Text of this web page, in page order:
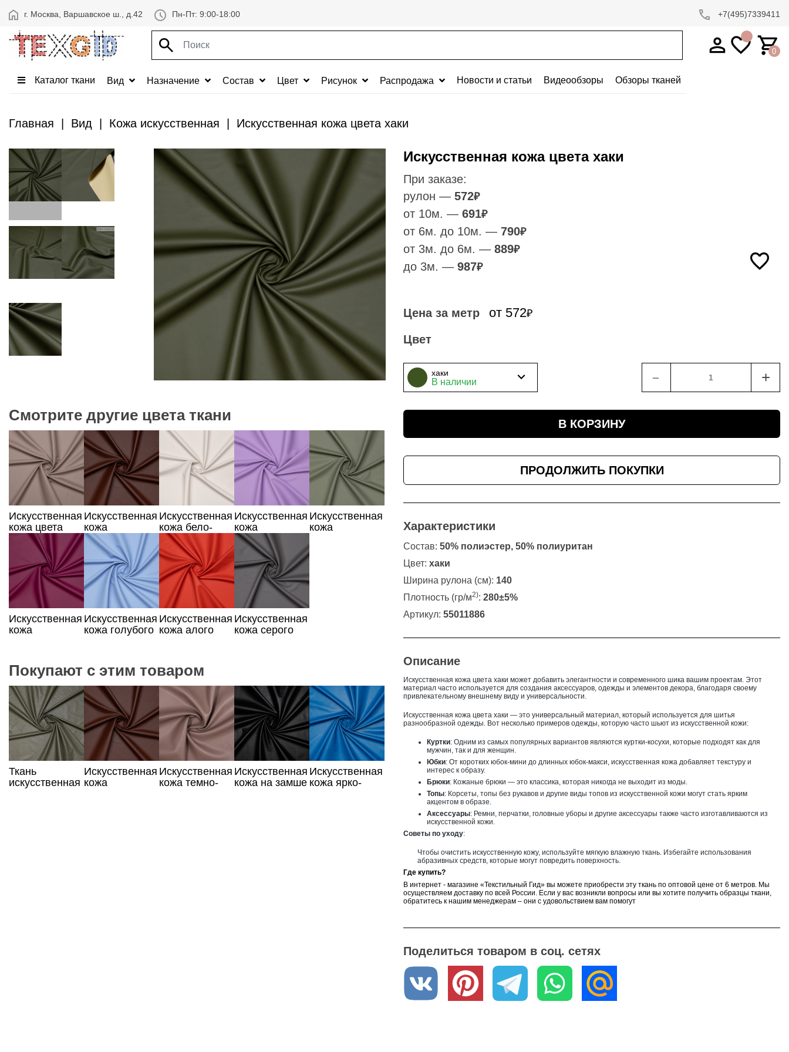
г. Москва, Варшавское ш., д.42 Пн-Пт: 9:00-18:00 +7(495)7339411
0
Каталог ткани Вид Назначение Состав Цвет Рисунок Распродажа Новости и статьи Видеообзоры Обзоры тканей
Главная Вид Кожа искусственная Искусственная кожа цвета хаки
Искусственная кожа цвета хаки
При заказе:
рулон — 572₽
от 10м. — 691₽
от 6м. до 10м. — 790₽
от 3м. до 6м. — 889₽
до 3м. — 987₽
Цена за метр от 572₽
Цвет
хаки
В наличии ﹣ +
В КОРЗИНУ
ПРОДОЛЖИТЬ ПОКУПКИ
Характеристики
Состав: 50% полиэстер, 50% полиуритан
Цвет: хаки
Ширина рулона (см): 140
Плотность (гр/м2): 280±5%
Артикул: 55011886
Описание
Искусственная кожа цвета хаки может добавить элегантности и современного шика вашим проектам. Этот
материал часто используется для создания аксессуаров, одежды и элементов декора, благодаря своему
привлекательному внешнему виду и универсальности.
Искусственная кожа цвета хаки — это универсальный материал, который используется для шитья
разнообразной одежды. Вот несколько примеров одежды, которую часто шьют из искусственной кожи:
Куртки: Одним из самых популярных вариантов являются куртки-косухи, которые подходят как для
мужчин, так и для женщин.
Юбки: От коротких юбок-мини до длинных юбок-макси, искусственная кожа добавляет текстуру и
интерес к образу.
Брюки: Кожаные брюки — это классика, которая никогда не выходит из моды.
Топы: Корсеты, топы без рукавов и другие виды топов из искусственной кожи могут стать ярким
акцентом в образе.
Аксессуары: Ремни, перчатки, головные уборы и другие аксессуары также часто изготавливаются из
искусственной кожи.
Советы по уходу:
Чтобы очистить искусственную кожу, используйте мягкую влажную ткань. Избегайте использования
абразивных средств, которые могут повредить поверхность.
Где купить?
В интернет - магазине «Текстильный Гид» вы можете приобрести эту ткань по оптовой цене от 6 метров. Мы
осуществляем доставку по всей России. Если у вас возникли вопросы или вы хотите получить образцы ткани,
обратитесь к нашим менеджерам – они с удовольствием вам помогут
Поделиться товаром в соц. сетях
Смотрите другие цвета ткани
Искусственная
кожа цвета
темного какао
Искусственная
кожа
коричневого
цвета
Искусственная
кожа бело-
молочного
цвета
Искусственная
кожа
сиреневого
цвета
Искусственная
кожа
Искусственная
кожа
Искусственная
кожа голубого
Искусственная
кожа алого
Искусственная
кожа серого
Покупают с этим товаром
Ткань
искусственная
Искусственная
кожа
Искусственная
кожа темно-
Искусственная
кожа на замше
Искусственная
кожа ярко-